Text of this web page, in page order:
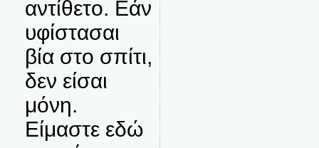
αντίθετο. Εάν
υφίστασαι
βία στο σπίτι,
δεν είσαι
μόνη.
Είμαστε εδώ